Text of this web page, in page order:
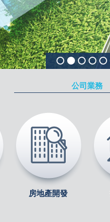
公司業務
房地產開發